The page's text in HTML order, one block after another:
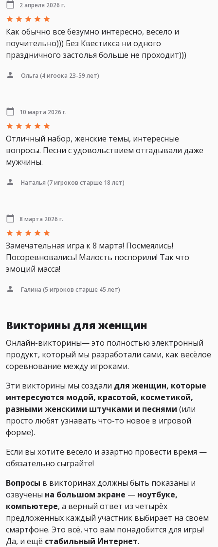
2 апреля 2026 г.
Как обычно все безумно интересно, весело и
поучительно))) Без Квестикса ни одного
праздничного застолья больше не проходит)))
Ольга (4 игоока 23-59 лет)
10 марта 2026 г.
Отличный набор, женские темы, интересные
вопросы. Песни с удовольствием отгадывали даже
мужчины.
Наталья (7 игроков старше 18 лет)
8 марта 2026 г.
Замечательная игра к 8 марта! Посмеялись!
Посоревновались! Малость поспорили! Так что
эмоций масса!
Галина (5 игроков старше 45 лет)
Викторины для женщин
Онлайн-викторины— это полностью электронный
продукт, который мы разработали сами, как весёлое
соревнование между игроками.
Эти викторины мы создали для женщин, которые
интересуются модой, красотой, косметикой,
разными женскими штучками и песнями (или
просто любят узнавать что-то новое в игровой
форме).
Если вы хотите весело и азартно провести время —
обязательно сыграйте!
Вопросы в викторинах должны быть показаны и
озвучены на большом экране — ноутбуке,
компьютере, а верный ответ из четырёх
предложенных каждый участник выбирает на своем
смартфоне. Это всё, что вам понадобится для игры!
Да, и ещё стабильный Интернет.